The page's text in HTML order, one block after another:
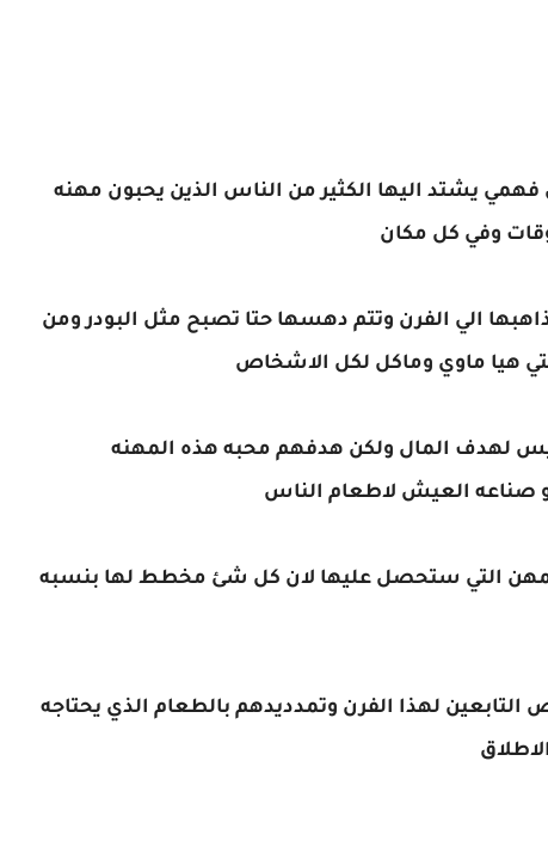
يشتد اليها الكثير من الناس الذين يحبون مهنه
وفي كل مكان
الي الفرن وتتم دهسها حتا تصبح مثل البودر ومن
هيا ماوي وماكل لكل الاشخاص
لهدف المال ولكن هدفهم محبه هذه المهنه
صناعه العيش لاطعام الناس
التي ستحصل عليها لان كل شئ مخطط لها بنسبه
لهذا الفرن وتمدديدهم بالطعام الذي يحتاجه